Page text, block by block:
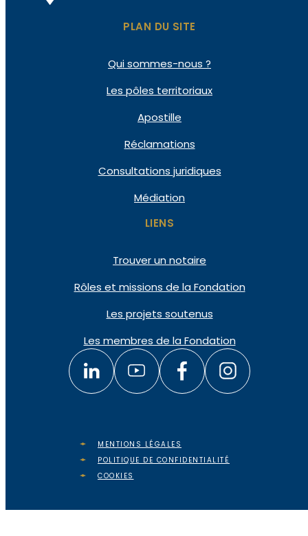
PLAN DU SITE
Quisommes-nous ?
Les pôles territoriaux
Apostille
Réclamations
Consultations juridiques
Médiation
LIENS
Trouver un notaire
Rôles et missions de la Fondation
Les projets soutenus
Les membres de la Fondation
MENTIONS LÉGALES
POLITIQUE DE CONFIDENTIALITÉ
COOKIES